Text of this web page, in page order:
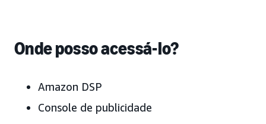
Onde posso acessá-lo?
Amazon DSP
Console de publicidade